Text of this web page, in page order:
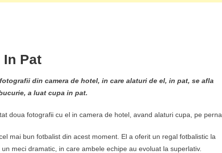
In Pat
din camera de hotel, in care alaturi de el, in pat, se afla
a luat cupa in pat.
doua fotografii cu el in camera de hotel, avand alaturi cupa, pe perna.
mai bun fotbalist din acest moment. El a oferit un regal fotbalistic la
meci dramatic, in care ambele echipe au evoluat la superlativ.